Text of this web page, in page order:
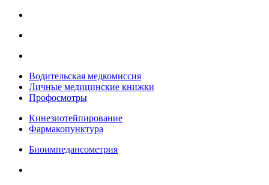
Водительская медкомиссия
Личные медицинские книжки
Профосмотры
Кинезиотейпирование
Фармакопунктура
Биоимпедансометрия